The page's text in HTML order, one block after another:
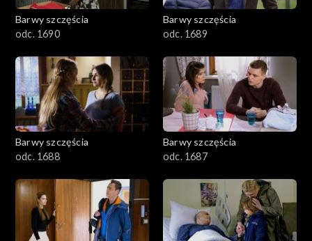
1301–1400
1101–1200
1001–1100
901–1000
801–900
782–800
Barwy szczęścia
odc. 1690
Barwy szczęścia
odc. 1689
Barwy szczęścia
odc. 1688
Barwy szczęścia
odc. 1687